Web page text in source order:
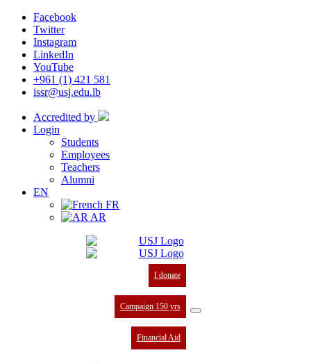
Facebook
Twitter
Instagram
LinkedIn
YouTube
+961 (1) 421 581
issr@usj.edu.lb
Accredited by
Login
Students
Employees
Teachers
Alumni
EN
FR
AR
I donate
Campaign 150 yrs
Financial Aid